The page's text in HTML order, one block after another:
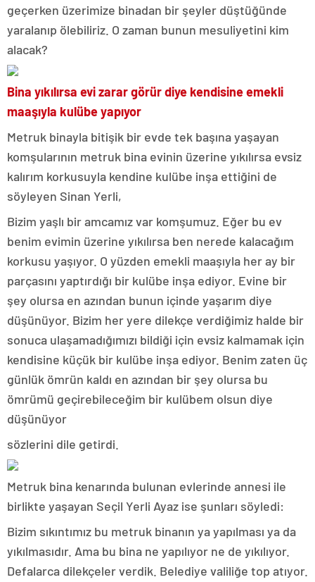
geçerken üzerimize binadan bir şeyler düştüğünde
yaralanıp ölebiliriz. O zaman bunun mesuliyetini kim
alacak?
Bina yıkılırsa evi zarar görür diye kendisine emekli
maaşıyla kulübe yapıyor
Metruk binayla bitişik bir evde tek başına yaşayan
komşularının metruk bina evinin üzerine yıkılırsa evsiz
kalırım korkusuyla kendine kulübe inşa ettiğini de
söyleyen Sinan Yerli,
Bizim yaşlı bir amcamız var komşumuz. Eğer bu ev
benim evimin üzerine yıkılırsa ben nerede kalacağım
korkusu yaşıyor. O yüzden emekli maaşıyla her ay bir
parçasını yaptırdığı bir kulübe inşa ediyor. Evine bir
şey olursa en azından bunun içinde yaşarım diye
düşünüyor. Bizim her yere dilekçe verdiğimiz halde bir
sonuca ulaşamadığımızı bildiği için evsiz kalmamak için
kendisine küçük bir kulübe inşa ediyor. Benim zaten üç
günlük ömrün kaldı en azından bir şey olursa bu
ömrümü geçirebileceğim bir kulübem olsun diye
düşünüyor
sözlerini dile getirdi.
Metruk bina kenarında bulunan evlerinde annesi ile
birlikte yaşayan Seçil Yerli Ayaz ise şunları söyledi:
Bizim sıkıntımız bu metruk binanın ya yapılması ya da
yıkılmasıdır. Ama bu bina ne yapılıyor ne de yıkılıyor.
Defalarca dilekçeler verdik. Belediye valiliğe top atıyor.